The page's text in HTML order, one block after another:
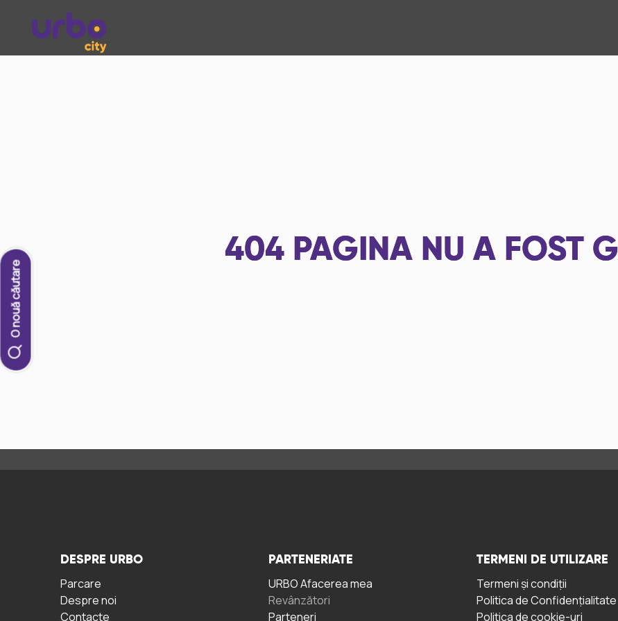
O nouă căutare
404 PAGINA NU A FOST
DESPRE URBO
Parcare
Despre noi
Contacte
PARTENERIATE
URBO Afacerea mea
Revânzători
Parteneri
TERMENI DE UTILIZARE
Termeni și condiții
Politica de Confidențialitate
Politica de cookie-uri